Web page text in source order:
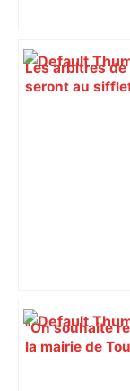
Les arbitres
seront au
"On souhaite
la mairie de